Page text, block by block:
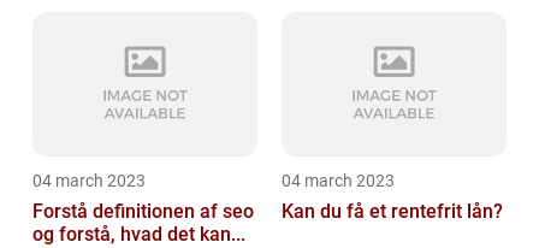
04 march 2023
Forstå definitionen af seo
og forstå, hvad det kan...
04 march 2023
Kan du få et rentefrit lån?